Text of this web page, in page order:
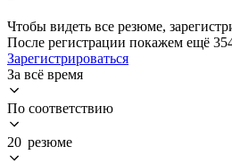
Чтобы видеть все резюме,
После регистрации покажем ещё
Зарегистрироваться
За всё время
По соответствию
20 резюме